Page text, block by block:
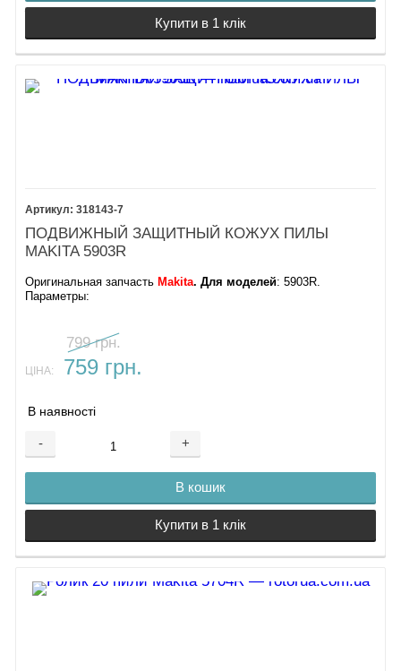
Купити в 1 клік
318143-7
ПОДВИЖНЫЙ ЗАЩИТНЫЙ КОЖУХ ПИЛЫ
MAKITA 5903R
Оригинальная запчасть Makita. Для моделей: 5903R.
Параметры:
799 грн.
ЦІНА: 759 грн.
В наявності
- +
В кошик
Купити в 1 клік